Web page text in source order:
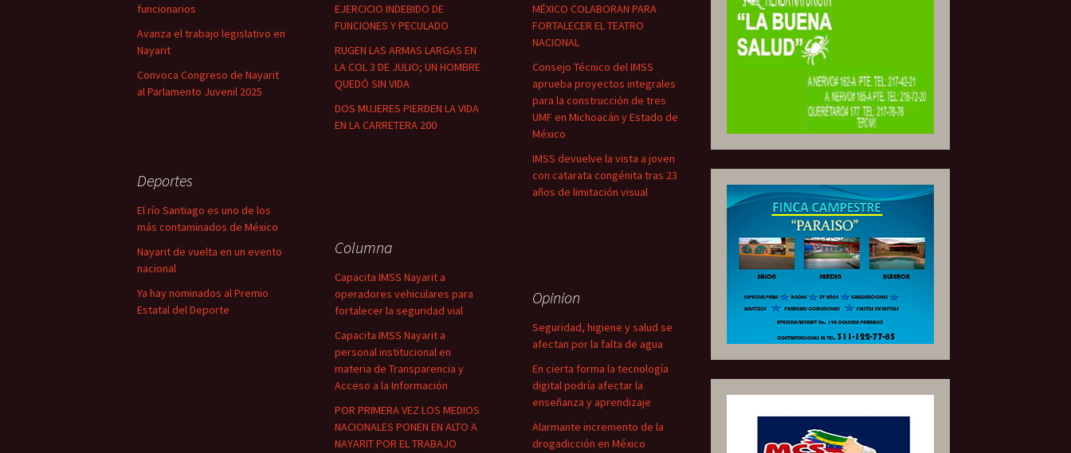
funcionarios
Avanza el trabajo legislativo en
Nayarit
Convoca Congreso de Nayarit
al Parlamento Juvenil 2025
EJERCICIO INDEBIDO DE
FUNCIONES Y PECULADO
RUGEN LAS ARMAS LARGAS EN
LA COL 3 DE JULIO; UN HOMBRE
QUEDÓ SIN VIDA
DOS MUJERES PIERDEN LA VIDA
EN LA CARRETERA 200
MÉXICO COLABORAN PARA
FORTALECER EL TEATRO
NACIONAL
Consejo Técnico del IMSS
aprueba proyectos integrales
para la construcción de tres
UMF en Michoacán y Estado de
México
IMSS devuelve la vista a joven
con catarata congénita tras 23
años de limitación visual
Deportes
El río Santiago es uno de los
más contaminados de México
Nayarit de vuelta en un evento
nacional
Ya hay nominados al Premio
Estatal del Deporte
Columna
Capacita IMSS Nayarit a
operadores vehiculares para
fortalecer la seguridad vial
Capacita IMSS Nayarit a
personal institucional en
materia de Transparencia y
Acceso a la Información
POR PRIMERA VEZ LOS MEDIOS
NACIONALES PONEN EN ALTO A
NAYARIT POR EL TRABAJO
Opinion
Seguridad, higiene y salud se
afectan por la falta de agua
En cierta forma la tecnología
digital podría afectar la
enseñanza y aprendizaje
Alarmante incremento de la
drogadicción en México